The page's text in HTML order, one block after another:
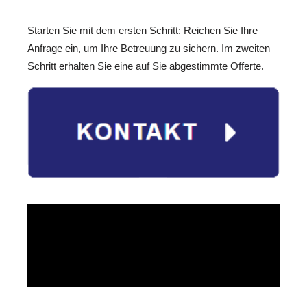
Starten Sie mit dem ersten Schritt: Reichen Sie Ihre
Anfrage ein, um Ihre Betreuung zu sichern. Im zweiten
Schritt erhalten Sie eine auf Sie abgestimmte Offerte.